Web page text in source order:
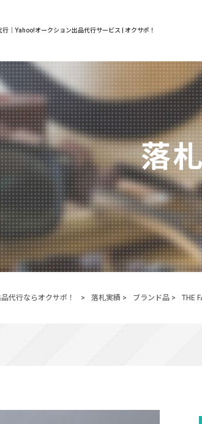
行｜Yahoo!オークション出品代行サービス | オクサポ！
落
代行ならオクサポ！ > 落札実績 > ブランド品> THE